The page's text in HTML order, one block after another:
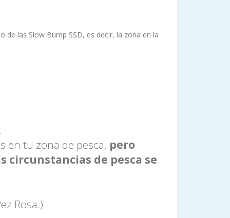
las Slow Bump SSD, es decir, la zona en la
en tu zona de pesca, pero
circunstancias de pesca se
Rosa.)